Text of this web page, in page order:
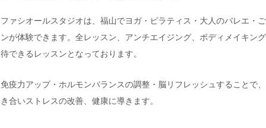
ファシオールスタジオは、福山でヨガ・ピラティス・大人のバレエ・
ンが体験できます。全レッスン、アンチエイジング、ボディメイキン
待できるレッスンとなっております。
免疫力アップ・ホルモンバランスの調整・脳リフレッシュすることで
き合いストレスの改善、健康に導きます。